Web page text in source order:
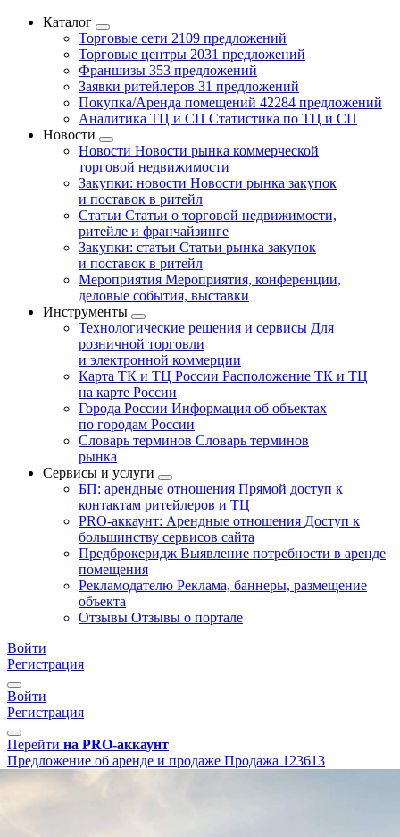
Каталог
Торговые сети 2109 предложений
Торговые центры 2031 предложений
Франшизы 353 предложений
Заявки ритейлеров 31 предложений
Покупка/Аренда помещений 42284 предложений
Аналитика ТЦ и СП Статистика по ТЦ и СП
Новости
Новости Новости рынка коммерческой
торговой недвижимости
Закупки: новости Новости рынка закупок
и поставок в ритейл
Статьи Статьи о торговой недвижимости,
ритейле и франчайзинге
Закупки: статьи Статьи рынка закупок
и поставок в ритейл
Мероприятия Мероприятия, конференции,
деловые события, выставки
Инструменты
Технологические решения и сервисы Для
розничной торговли
и электронной коммерции
Карта ТК и ТЦ России Расположение ТК и ТЦ
на карте России
Города России Информация об объектах
по городам России
Словарь терминов Словарь терминов
рынка
Сервисы и услуги
БП: арендные отношения Прямой доступ к
контактам ритейлеров и ТЦ
PRO-аккаунт: Арендные отношения Доступ к
большинству сервисов сайта
Предброкеридж Выявление потребности в аренде
помещения
Рекламодателю Реклама, баннеры, размещение
объекта
Отзывы Отзывы о портале
Войти
Регистрация
Войти
Регистрация
Перейти на PRO-аккаунт
Предложение об аренде и продаже Продажа 123613